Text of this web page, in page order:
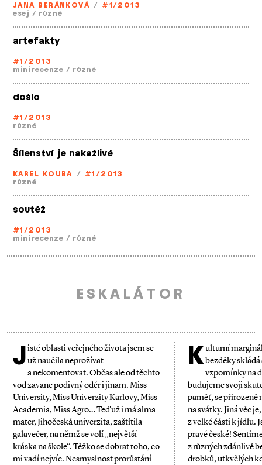
JANA BERÁNKOVÁ / #1/2013
esej / různé
artefakty
#1/2013
minirecenze / různé
došlo
#1/2013
různé
Šílenství je nakažlivé
KAREL KOUBA / #1/2013
různé
soutěž
#1/2013
minirecenze / různé
ESKALÁTOR
J
isté oblasti veřejného života jsem se
už naučila neprožívat
a nekomentovat. Občas ale od těchto
vod zavane podivný odér i jinam. Miss
University, Miss Univerzity Karlovy, Miss
Academia, Miss Agro… Teď už i má alma
mater, Jihočeská univerzita, zaštítila
galavečer, na němž se volí „největší
kráska na škole“. Těžko se dobrat toho, co
mi vadí nejvíc. Nesmyslnost prorůstání
K
ulturní
bezděky
vzpomínky na
budujeme svoji
paměť, se přirozeně
na svátky. Jiná věc
z velké části k jídlu.
pravé české!
z různých zdánlivě
drobků, utkvělých